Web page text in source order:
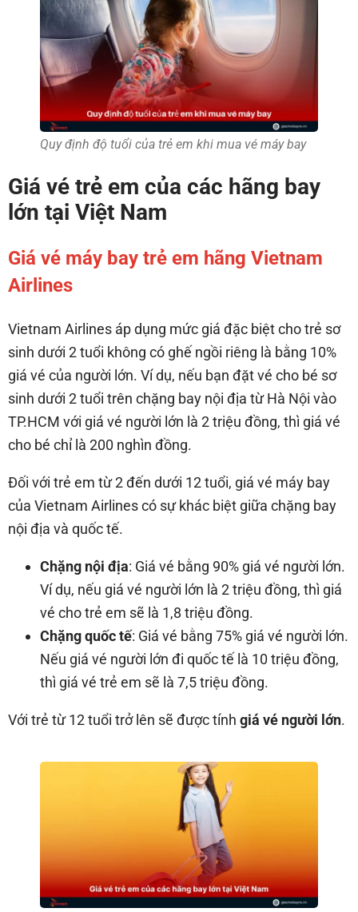
Quy định độ tuổi của trẻ em khi mua vé máy bay
Giá vé trẻ em của các hãng bay
lớn tại Việt Nam
Giá vé máy bay trẻ em hãng Vietnam
Airlines
Vietnam Airlines áp dụng mức giá đặc biệt cho trẻ sơ
sinh dưới 2 tuổi không có ghế ngồi riêng là bằng 10%
giá vé của người lớn. Ví dụ, nếu bạn đặt vé cho bé sơ
sinh dưới 2 tuổi trên chặng bay nội địa từ Hà Nội vào
TP.HCM với giá vé người lớn là 2 triệu đồng, thì giá vé
cho bé chỉ là 200 nghìn đồng.
Đối với trẻ em từ 2 đến dưới 12 tuổi, giá vé máy bay
của Vietnam Airlines có sự khác biệt giữa chặng bay
nội địa và quốc tế.
Chặng nội địa: Giá vé bằng 90% giá vé người lớn.
Ví dụ, nếu giá vé người lớn là 2 triệu đồng, thì giá
vé cho trẻ em sẽ là 1,8 triệu đồng.
Chặng quốc tế: Giá vé bằng 75% giá vé người lớn.
Nếu giá vé người lớn đi quốc tế là 10 triệu đồng,
thì giá vé trẻ em sẽ là 7,5 triệu đồng.
Với trẻ từ 12 tuổi trở lên sẽ được tính giá vé người lớn.